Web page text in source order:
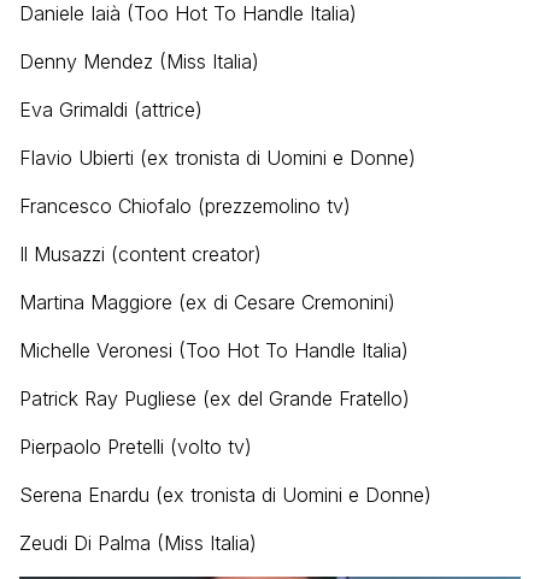
Daniele Iaià (Too Hot To Handle Italia)
Denny Mendez (Miss Italia)
Eva Grimaldi (attrice)
Flavio Ubierti (ex tronista di Uomini e Donne)
Francesco Chiofalo (prezzemolino tv)
Il Musazzi (content creator)
Martina Maggiore (ex di Cesare Cremonini)
Michelle Veronesi (Too Hot To Handle Italia)
Patrick Ray Pugliese (ex del Grande Fratello)
Pierpaolo Pretelli (volto tv)
Serena Enardu (ex tronista di Uomini e Donne)
Zeudi Di Palma (Miss Italia)